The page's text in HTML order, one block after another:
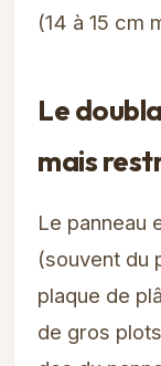
(14 à 15 cm
Le
mais
Le panneau
(souvent du
plaque de
de gros